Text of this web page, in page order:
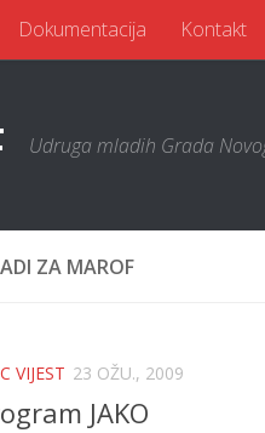
Dokumentacija Kontakt
Udruga mladih Grada
ZA MAROF
VIJEST 23 OŽU., 2009
JAKO